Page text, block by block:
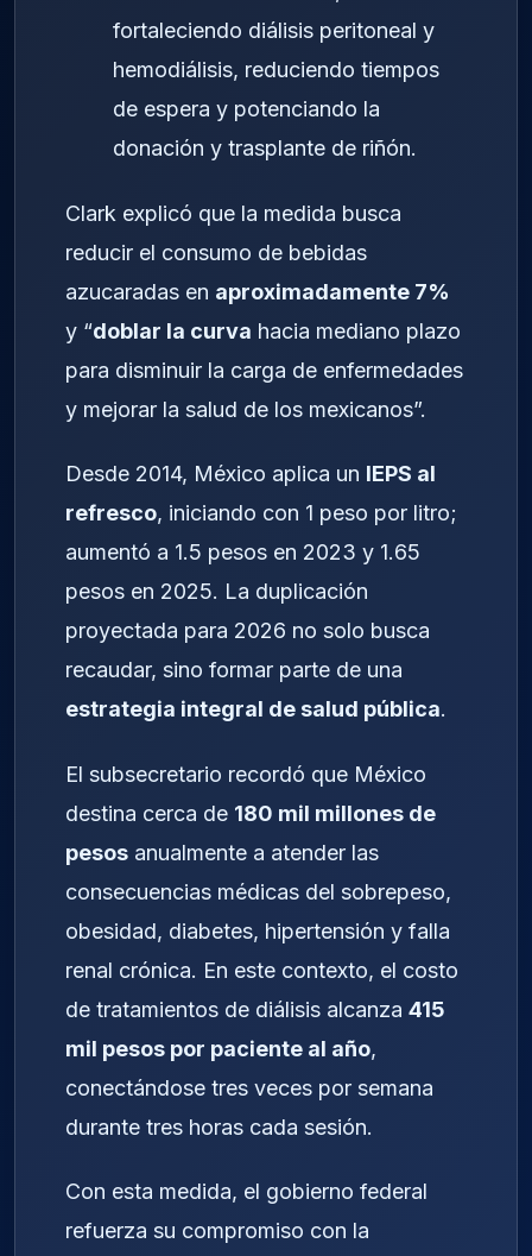
fortaleciendo diálisis peritoneal y
hemodiálisis, reduciendo tiempos
de espera y potenciando la
donación y trasplante de riñón.
Clark explicó que la medida busca
reducir el consumo de bebidas
azucaradas en aproximadamente 7%
y “doblar la curva hacia mediano plazo
para disminuir la carga de enfermedades
y mejorar la salud de los mexicanos”.
Desde 2014, México aplica un IEPS al
refresco, iniciando con 1 peso por litro;
aumentó a 1.5 pesos en 2023 y 1.65
pesos en 2025. La duplicación
proyectada para 2026 no solo busca
recaudar, sino formar parte de una
estrategia integral de salud pública.
El subsecretario recordó que México
destina cerca de 180 mil millones de
pesos anualmente a atender las
consecuencias médicas del sobrepeso,
obesidad, diabetes, hipertensión y falla
renal crónica. En este contexto, el costo
de tratamientos de diálisis alcanza 415
mil pesos por paciente al año,
conectándose tres veces por semana
durante tres horas cada sesión.
Con esta medida, el gobierno federal
refuerza su compromiso con la